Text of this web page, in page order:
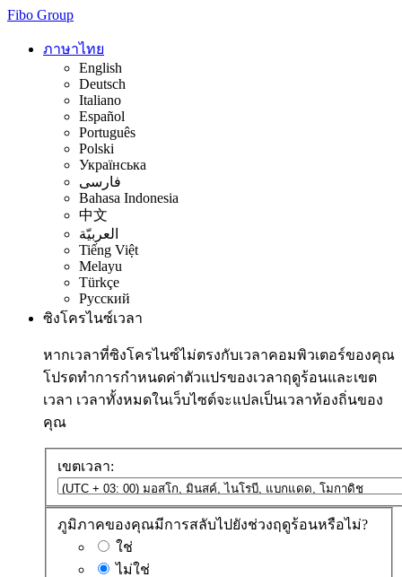
Fibo Group
ภาษาไทย
English
Deutsch
Italiano
Español
Português
Polski
Українська
فارسی
Bahasa Indonesia
中文
العربيّة
Tiếng Việt
Melayu
Türkçe
Русский
ซิงโครไนซ์เวลา
หากเวลาที่ซิงโครไนซ์ไม่ตรงกับเวลาคอมพิวเตอร์ของคุณ
โปรดทำการกำหนดค่าตัวแปรของเวลาฤดูร้อนและเขต
เวลา เวลาทั้งหมดในเว็บไซต์จะแปลเป็นเวลาท้องถิ่นของ
คุณ
เขตเวลา:
ภูมิภาคของคุณมีการสลับไปยังช่วงฤดูร้อนหรือไม่?
ใช่
ไม่ใช่